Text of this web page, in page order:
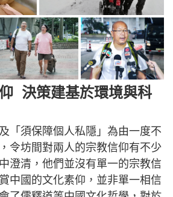
決策建基於環境與科
「須保障個人私隱」為由一度不
令坊間對兩人的宗教信仰有不少
澄清，他們並沒有單一的宗教信
中國的文化素仰，並非單一相信